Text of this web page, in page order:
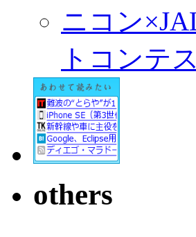
ニコン
トコンテ
others